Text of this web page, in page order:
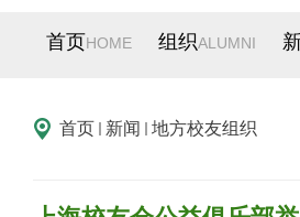
首页HOME 组织ALUMNI
首页 新闻 地方校友组织